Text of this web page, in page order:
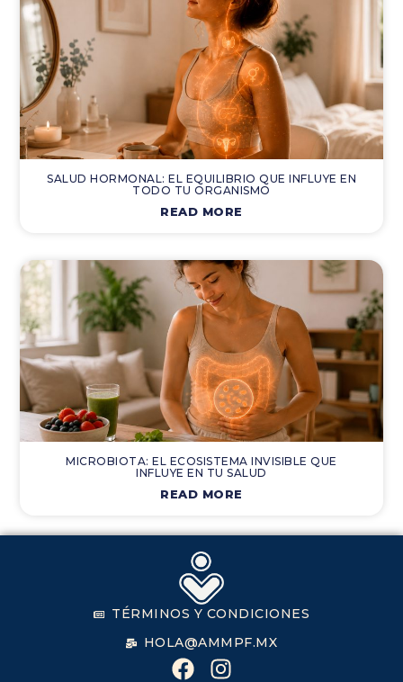
SALUD HORMONAL: EL EQUILIBRIO QUE INFLUYE EN
TODO TU ORGANISMO
READ MORE
MICROBIOTA: EL ECOSISTEMA INVISIBLE QUE
INFLUYE EN TU SALUD
READ MORE
TÉRMINOS Y CONDICIONES
HOLA@AMMPF.MX